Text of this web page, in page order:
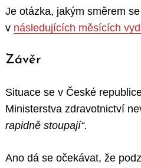
Je otázka, jakým směrem
v následujících měsících
Závěr
Situace se v České
Ministerstva zdravotnictví
rapidně stoupají“.
Ano dá se očekávat, že